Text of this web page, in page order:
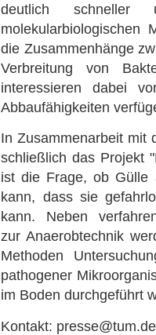
deutlich schneller
molekularbiologischen
die Zusammenhänge
Verbreitung von
interessieren dabei
Abbaufähigkeiten
In Zusammenarbeit mit
schließlich das Projekt
ist die Frage, ob Gülle
kann, dass sie
kann. Neben
zur Anaerobtechnik
Methoden
pathogener
im Boden durchgeführt
Kontakt: presse@tum.de